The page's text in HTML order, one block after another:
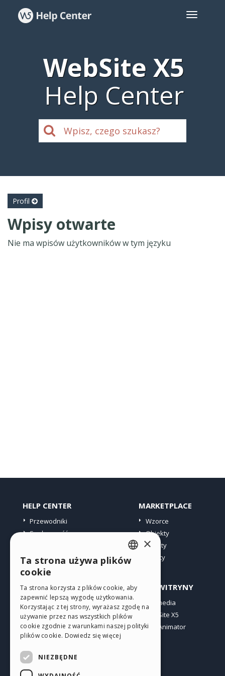
WebSite X5
Help Center
Profil
Wpisy otwarte
Nie ma wpisów użytkowników w tym języku
HELP CENTER
Przewodniki
Społeczność
MARKETPLACE
Wzorce
Obiekty
Punkty
Oferty
PROFIL
Moje wpisy
Moje licencje
Pobieranie
Web hosting
INNE WITRYNY
Incomedia
WebSite X5
WebAnimator
ENGLISH
GERMAN
SPANISH
PORTUGUESE
×
Ta strona używa plików
cookie
Ta strona korzysta z plików cookie, aby
zapewnić lepszą wygodę użytkowania.
Korzystając z tej strony, wyrażasz zgodę na
używanie przez nas wszystkich plików
cookie zgodnie z warunkami naszej polityki
plików cookie. Dowiedz się więcej
NIEZBĘDNE